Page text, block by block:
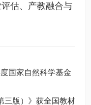
估、产教融合与
国家自然科学基金
三版）》获全国教材